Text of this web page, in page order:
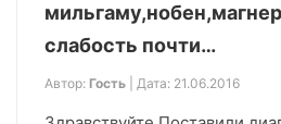
слабость почти…
Автор: Гость | Дата: 21.06.2016